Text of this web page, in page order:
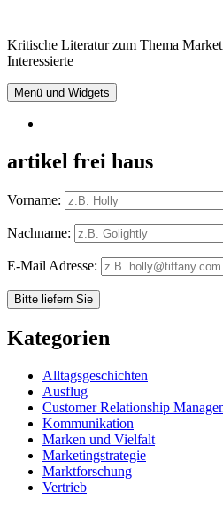
Inhalt
Kritische Literatur zum Thema
Interessierte
Menü und Widgets
artikel frei haus
Vorname:
Nachname:
E-Mail Adresse:
Kategorien
Alltagsgeschichten
Ausflug
Customer Relationship
Kommunikation
Marken und Vielfalt
Marketingstrategie
Marktforschung
Vertrieb